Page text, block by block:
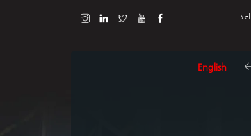
English